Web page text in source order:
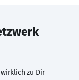
wirklich zu Dir